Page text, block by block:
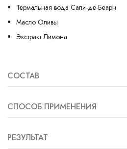
Термальная вода Сали-де-Беарн
Масло Оливы
Экстракт Лимона
СОСТАВ
СПОСОБ ПРИМЕНЕНИЯ
РЕЗУЛЬТАТ